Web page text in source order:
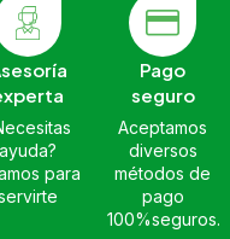
ayuda?
para
Pago
seguro
Aceptamos
diversos
métodos de
pago
100%seguros.